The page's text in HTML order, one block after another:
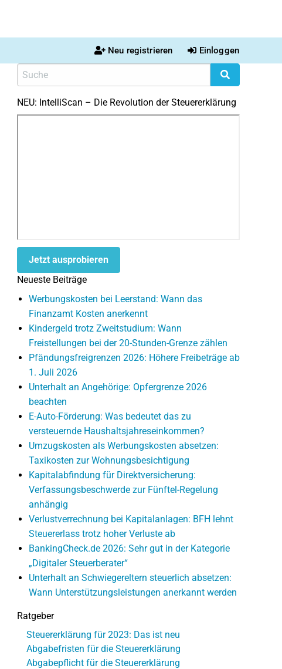
Neu registrieren Einloggen
NEU: IntelliScan – Die Revolution der Steuererklärung
Jetzt ausprobieren
Neueste Beiträge
Werbungskosten bei Leerstand: Wann das
Finanzamt Kosten anerkennt
Kindergeld trotz Zweitstudium: Wann
Freistellungen bei der 20-Stunden-Grenze zählen
Pfändungsfreigrenzen 2026: Höhere Freibeträge ab
1. Juli 2026
Unterhalt an Angehörige: Opfergrenze 2026
beachten
E-Auto-Förderung: Was bedeutet das zu
versteuernde Haushaltsjahreseinkommen?
Umzugskosten als Werbungskosten absetzen:
Taxikosten zur Wohnungsbesichtigung
Kapitalabfindung für Direktversicherung:
Verfassungsbeschwerde zur Fünftel-Regelung
anhängig
Verlustverrechnung bei Kapitalanlagen: BFH lehnt
Steuererlass trotz hoher Verluste ab
BankingCheck.de 2026: Sehr gut in der Kategorie
„Digitaler Steuerberater“
Unterhalt an Schwiegereltern steuerlich absetzen:
Wann Unterstützungsleistungen anerkannt werden
Ratgeber
Steuererklärung für 2023: Das ist neu
Abgabefristen für die Steuererklärung
Abgabepflicht für die Steuererklärung